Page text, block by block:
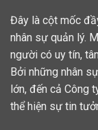
Đây là cột mốc
nhân sự quản lý.
người có uy tín,
Bởi những nhân
lớn, đến cả Công
thể hiện sự tin